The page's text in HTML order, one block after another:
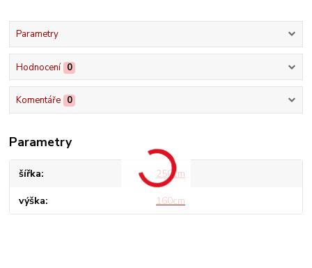
Parametry
Hodnocení 0
Komentáře 0
Parametry
šířka 250cm
výška 160cm